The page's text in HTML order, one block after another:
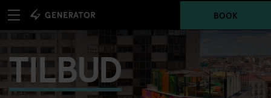
BOOK
TILBUD